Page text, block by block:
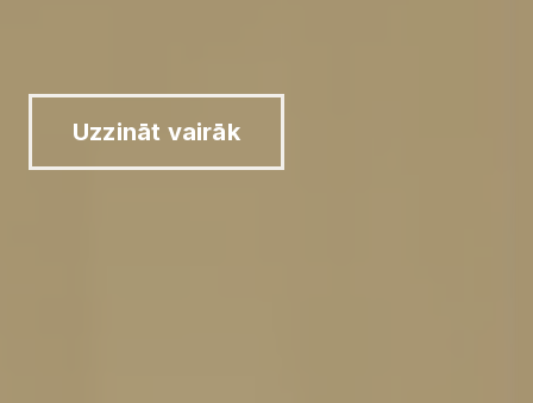
Uzzināt vairāk